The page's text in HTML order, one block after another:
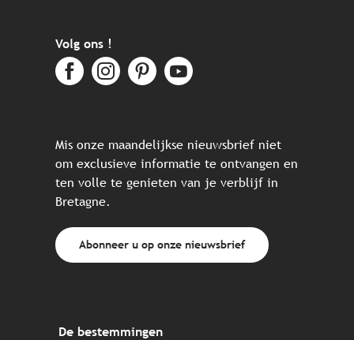
Volg ons !
Mis onze maandelijkse nieuwsbrief niet
om exclusieve informatie te ontvangen en
ten volle te genieten van je verblijf in
Bretagne.
Abonneer u op onze nieuwsbrief
De bestemmingen